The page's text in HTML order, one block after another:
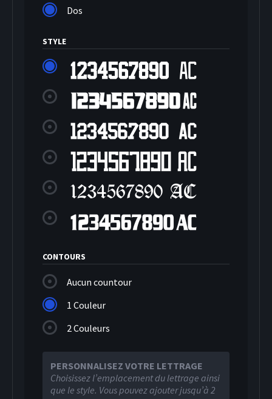
HOCKEY SUR GLACE
Dos
STYLE
CONTOURS
Aucun countour
1 Couleur
2 Couleurs
PERSONNALISEZ VOTRE LETTRAGE
Choisissez l’emplacement du lettrage ainsi
que le style. Vous pouvez ajouter jusqu’à 2